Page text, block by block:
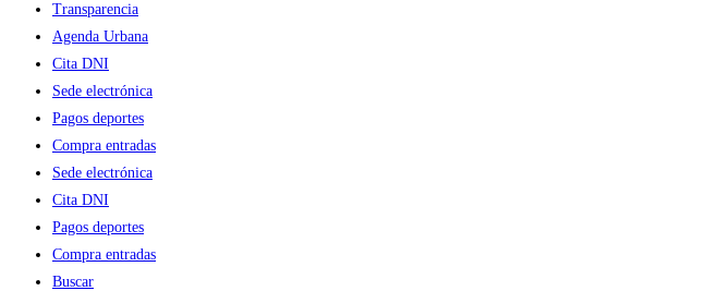
Transparencia
Agenda Urbana
Cita DNI
Sede electrónica
Pagos deportes
Compra entradas
Sede electrónica
Cita DNI
Pagos deportes
Compra entradas
Buscar